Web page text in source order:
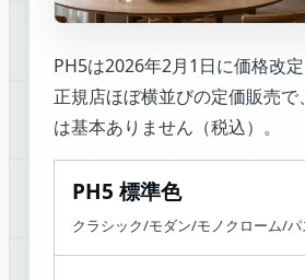
PH5は2026年2月1日に価格改
正規店ほぼ横並びの定価販売で
は基本ありません（税込）。
PH5 標準色
クラシック/モダン/モノクローム/